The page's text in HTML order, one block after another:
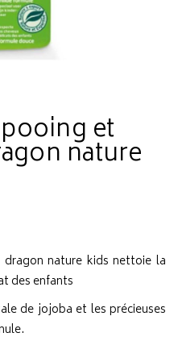
et
nature
nature kids nettoie la
des enfants
de jojoba et les précieuses